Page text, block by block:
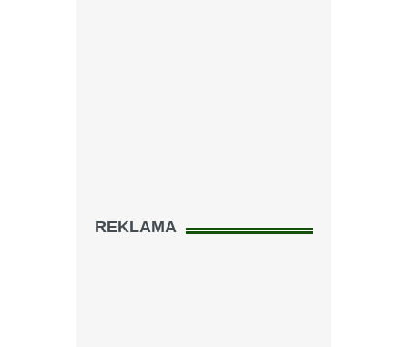
REKLAMA